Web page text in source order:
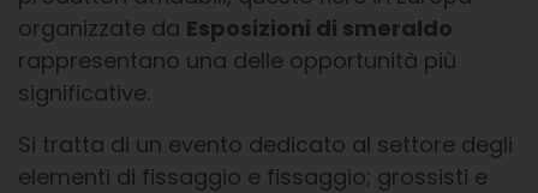
organizzate da Esposizioni di smeraldo
rappresentano una delle opportunità più
significative.
Si tratta di un evento dedicato al settore degli
elementi di fissaggio e fissaggio; grossisti e